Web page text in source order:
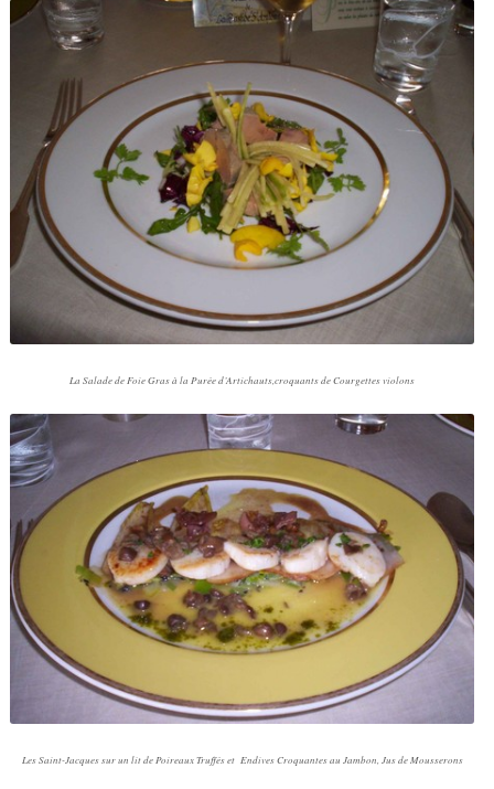
La Salade de Foie Gras à la Purée d’Artichauts,croquants de Courgettes violons
Les Saint-Jacques sur un lit de Poireaux Truffés et Endives Croquantes au Jambon, Jus de Mousserons